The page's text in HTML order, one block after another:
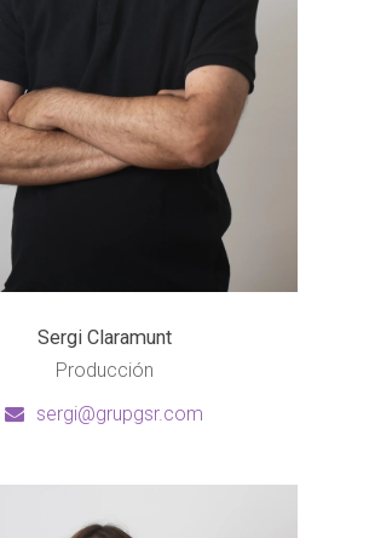
Sergi Claramunt
Producción
sergi@grupgsr.com